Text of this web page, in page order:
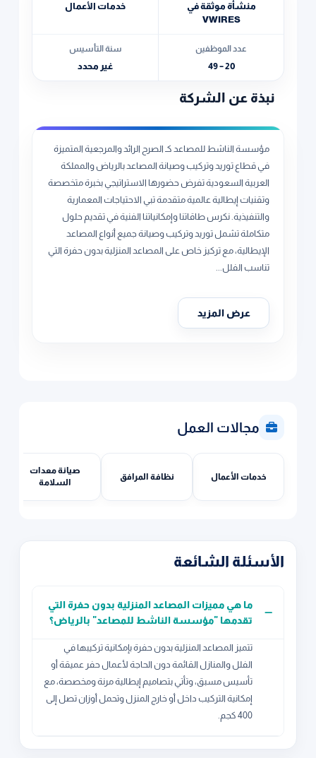
منشأة موثقة في
VWIRES
خدمات الأعمال
عدد الموظفين
20 – 49
سنة التأسيس
غير محدد
نبذة عن الشركة
مؤسسة الناشط للمصاعد كـ الصرح الرائد والمرجعية المتميزة
في قطاع توريد وتركيب وصيانة المصاعد بالرياض والمملكة
العربية السعودية تفرض حضورها الاستراتيجي بخبرة متخصصة
وتقنيات إيطالية عالمية متقدمة تبي الاحتياجات المعمارية
والتنفيذية. نكرس طاقاتنا وإمكانياتنا الفنية في تقديم حلول
متكاملة تشمل توريد وتركيب وصيانة جميع أنواع المصاعد
الإيطالية، مع تركيز خاص على المصاعد المنزلية بدون حفرة التي
تناسب الفلل...
عرض المزيد
مجالات العمل
خدمات الأعمال نظافة المرافق
صيانة معدات
السلامة
الأسئلة الشائعة
ما هي مميزات المصاعد المنزلية بدون حفرة التي
تقدمها "مؤسسة الناشط للمصاعد" بالرياض؟
تتميز المصاعد المنزلية بدون حفرة بإمكانية تركيبها في
الفلل والمنازل القائمة دون الحاجة لأعمال حفر عميقة أو
تأسيس مسبق، وتأتي بتصاميم إيطالية مرنة ومخصصة، مع
إمكانية التركيب داخل أو خارج المنزل وتحمل أوزان تصل إلى
400 كجم.